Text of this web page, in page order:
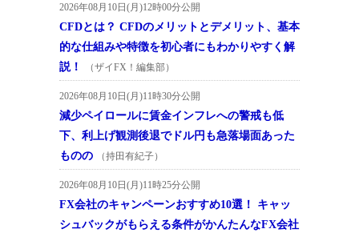
2026年08月10日(月)12時00分公開
CFDとは？ CFDのメリットとデメリット、基本
的な仕組みや特徴を初心者にもわかりやすく解
説！
（ザイFX！編集部）
2026年08月10日(月)11時30分公開
減少ペイロールに賃金インフレへの警戒も低
下、利上げ観測後退でドル円も急落場面あった
ものの
（持田有紀子）
2026年08月10日(月)11時25分公開
FX会社のキャンペーンおすすめ10選！ キャッ
シュバックがもらえる条件がかんたんなFX会社